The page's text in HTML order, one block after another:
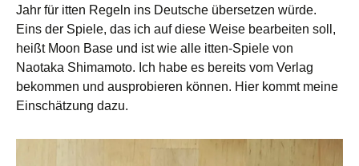
Jahr für itten Regeln ins Deutsche übersetzen würde.
Eins der Spiele, das ich auf diese Weise bearbeiten soll,
heißt Moon Base und ist wie alle itten-Spiele von
Naotaka Shimamoto. Ich habe es bereits vom Verlag
bekommen und ausprobieren können. Hier kommt meine
Einschätzung dazu.